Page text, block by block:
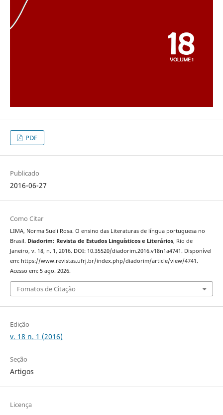
PDF
Publicado
2016-06-27
Como Citar
LIMA, Norma Sueli Rosa. O ensino das Literaturas de língua portuguesa no
Brasil. Diadorim: Revista de Estudos Linguísticos e Literários, Rio de
Janeiro, v. 18, n. 1, 2016. DOI: 10.35520/diadorim.2016.v18n1a4741. Disponível
em: https://www.revistas.ufrj.br/index.php/diadorim/article/view/4741.
Acesso em: 5 ago. 2026.
Fomatos de Citação
Edição
v. 18 n. 1 (2016)
Seção
Artigos
Licença